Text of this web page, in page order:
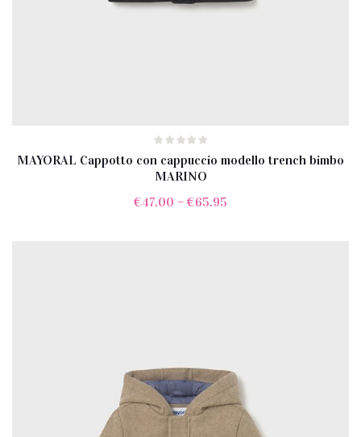
MAYORAL Cappotto con cappuccio modello trench bimbo
MARINO
€47.00 – €65.95